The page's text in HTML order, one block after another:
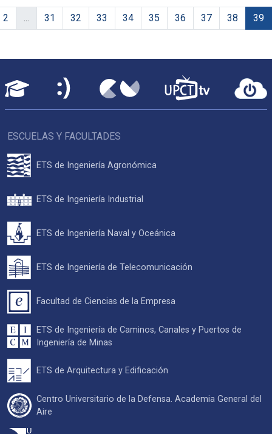
2 ... 31 32 33 34 35 36 37 38 39
ESCUELAS Y FACULTADES
ETS de Ingeniería Agronómica
ETS de Ingeniería Industrial
ETS de Ingeniería Naval y Oceánica
ETS de Ingeniería de Telecomunicación
Facultad de Ciencias de la Empresa
ETS de Ingeniería de Caminos, Canales y Puertos de
Ingeniería de Minas
ETS de Arquitectura y Edificación
Centro Universitario de la Defensa. Academia General del
Aire